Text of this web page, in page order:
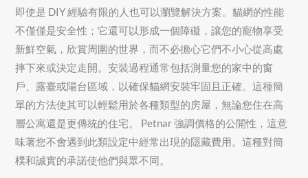
即使是 DIY 經驗有限的人也可以瀏覽解決方案。貓網的性能
不僅僅是安全性；它還可以形成一個障礙，讓您的寵物享受
新鮮空氣，欣賞周圍的世界，而不必擔心它們不小心從高處
摔下來或決定走開。安裝過程通常包括測量您的家中的窗
戶、露臺或陽台區域，以確保貓網安裝牢固且正確。這種簡
單的方法使其可以輕鬆用於各種類型的房屋，無論您住在高
層公寓還是更傳統的住宅。 Petnar 強調價格的公開性，這意
味著您不會遇到此類設定中經常出現的隱藏費用。這種對簡
樸和誠實的承諾使他們與眾不同。